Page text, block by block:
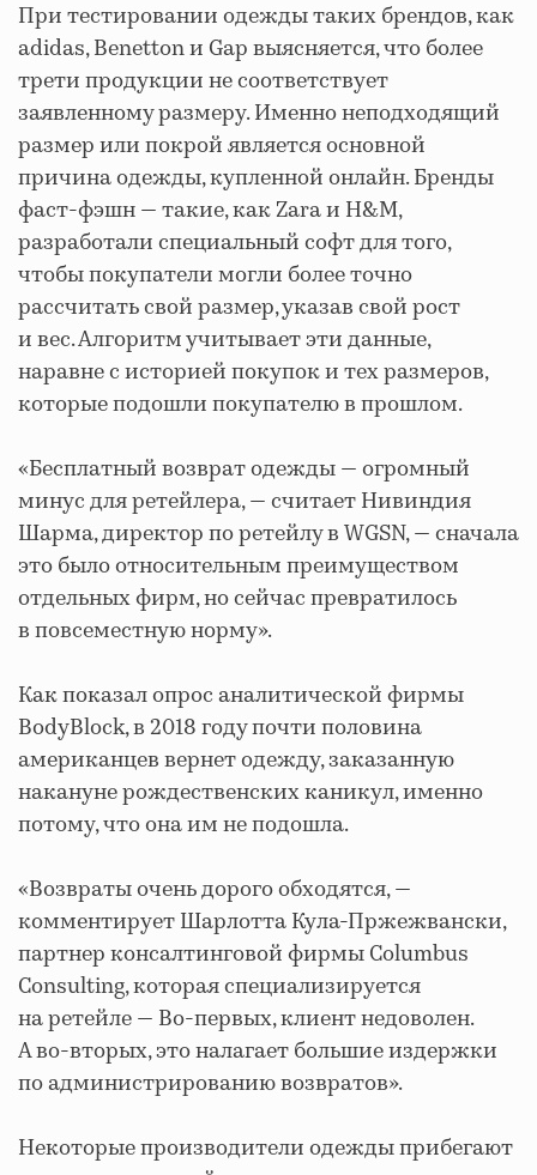
При тестировании одежды таких брендов, как
adidas, Benetton и Gap выясняется, что более
трети продукции не соответствует
заявленному размеру. Именно неподходящий
размер или покрой является основной
причина одежды, купленной онлайн. Бренды
фаст-фэшн — такие, как Zara и H&M,
разработали специальный софт для того,
чтобы покупатели могли более точно
рассчитать свой размер, указав свой рост
и вес. Алгоритм учитывает эти данные,
наравне с историей покупок и тех размеров,
которые подошли покупателю в прошлом.
«Бесплатный возврат одежды — огромный
минус для ретейлера, — считает Нивиндия
Шарма, директор по ретейлу в WGSN, — сначала
это было относительным преимуществом
отдельных фирм, но сейчас превратилось
в повсеместную норму».
Как показал опрос аналитической фирмы
BodyBlock, в 2018 году почти половина
американцев вернет одежду, заказанную
накануне рождественских каникул, именно
потому, что она им не подошла.
«Возвраты очень дорого обходятся, —
комментирует Шарлотта Кула-Пржежвански,
партнер консалтинговой фирмы Columbus
Consulting, которая специализируется
на ретейле — Во-первых, клиент недоволен.
А во-вторых, это налагает большие издержки
по администрированию возвратов».
Некоторые производители одежды прибегают